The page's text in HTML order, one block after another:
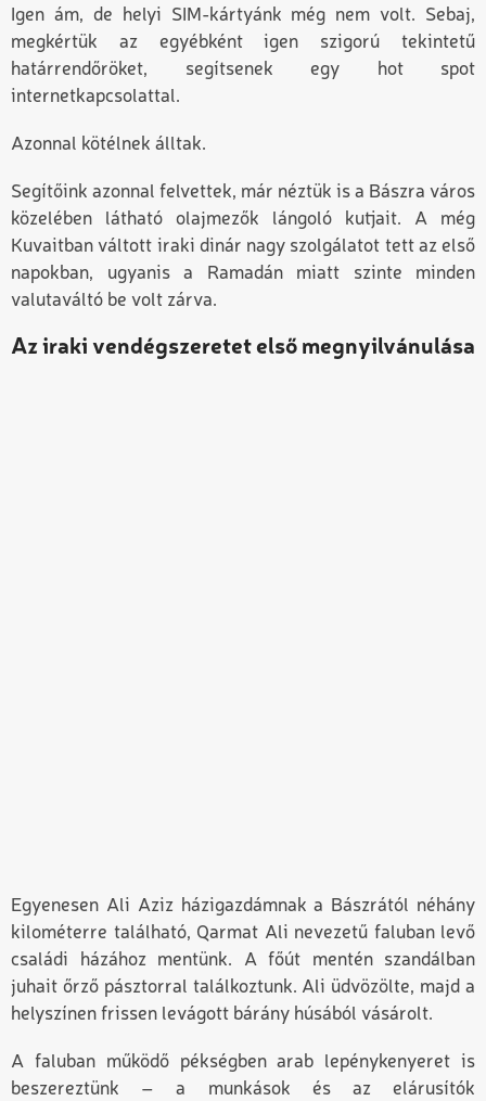
Igen ám, de helyi SIM-kártyánk még nem volt. Sebaj,
megkértük az egyébként igen szigorú tekintetű
határrendőröket, segítsenek egy hot spot
internetkapcsolattal.
Azonnal kötélnek álltak.
Segítőink azonnal felvettek, már néztük is a Bászra város
közelében látható olajmezők lángoló kutjait. A még
Kuvaitban váltott iraki dinár nagy szolgálatot tett az első
napokban, ugyanis a Ramadán miatt szinte minden
valutaváltó be volt zárva.
Az iraki vendégszeretet első megnyilvánulása
Egyenesen Ali Aziz házigazdámnak a Bászrától néhány
kilométerre található, Qarmat Ali nevezetű faluban levő
családi házához mentünk. A főút mentén szandálban
juhait őrző pásztorral találkoztunk. Ali üdvözölte, majd a
helyszínen frissen levágott bárány húsából vásárolt.
A faluban működő pékségben arab lepénykenyeret is
beszereztünk – a munkások és az elárusítók